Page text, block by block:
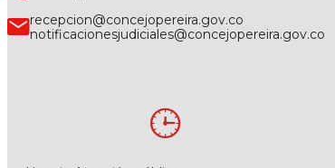
recepcion@concejopereira.gov.co
notificacionesjudiciales@concejopereira.gov.co